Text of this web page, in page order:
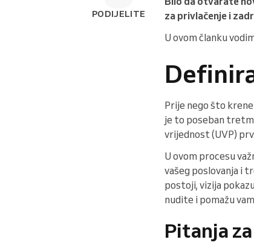
PODIJELITE
za privlačenje i
U ovom članku
Prije nego što
je to poseban
vrijednost (UVP)
U ovom procesu
vašeg poslovanja i
postoji, vizija
nudite i pomažu
Pitanja